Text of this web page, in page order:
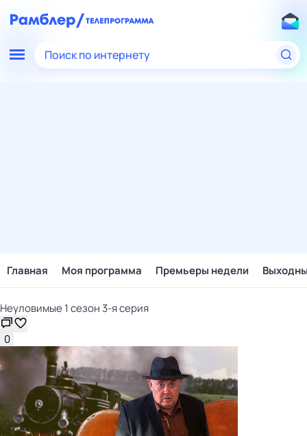
Поиск по интернету
Главная Моя программа Премьеры недели
Неуловимые 1 сезон 3-я серия
0